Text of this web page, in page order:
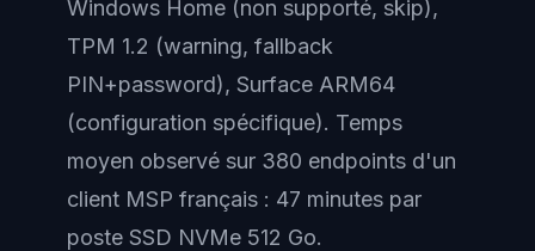
Windows Home (non supporté, skip),
TPM 1.2 (warning, fallback
PIN+password), Surface ARM64
(configuration spécifique). Temps
moyen observé sur 380 endpoints d'un
client MSP français : 47 minutes par
poste SSD NVMe 512 Go.